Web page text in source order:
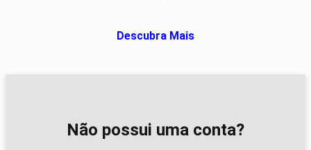
Descubra Mais
Não possui uma conta?